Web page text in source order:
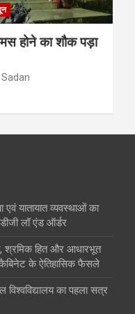
होने का शौक पड़ा
एवं यातायात व्यवस्थाओं का
लॉ एंड ऑर्डर
श्रमिक हित और आधारभूत
कैबिनेट के ऐतिहासिक फैसले
का पहला सत्र